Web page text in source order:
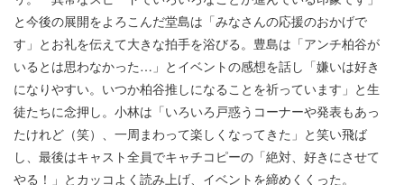
と今後の展開をよろこんだ堂島は「みなさんの応援のおかげで
す」とお礼を伝えて大きな拍手を浴びる。豊島は「アンチ柏谷が
いるとは思わなかった…」とイベントの感想を話し「嫌いは好き
になりやすい。いつか柏谷推しになることを祈っています」と生
徒たちに念押し。小林は「いろいろ戸惑うコーナーや発表もあっ
たけれど（笑）、一周まわって楽しくなってきた」と笑い飛ば
し、最後はキャスト全員でキャチコピーの「絶対、好きにさせて
やる！」とカッコよく読み上げ、イベントを締めくくった。